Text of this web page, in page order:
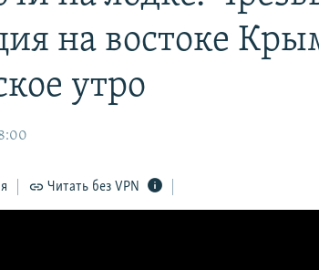
на востоке
утро
Читать без VPN